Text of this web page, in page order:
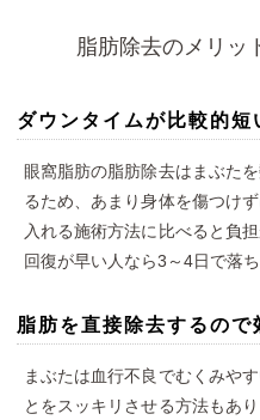
脂肪除去のメリッ
ダウンタイムが比較的短
眼窩脂肪の脂肪除去はまぶた
るため、あまり身体を傷つけ
入れる施術方法に比べると負
回復が早い人なら3～4日で落ち
脂肪を直接除去するので
まぶたは血行不良でむくみや
とをスッキリさせる方法もあ